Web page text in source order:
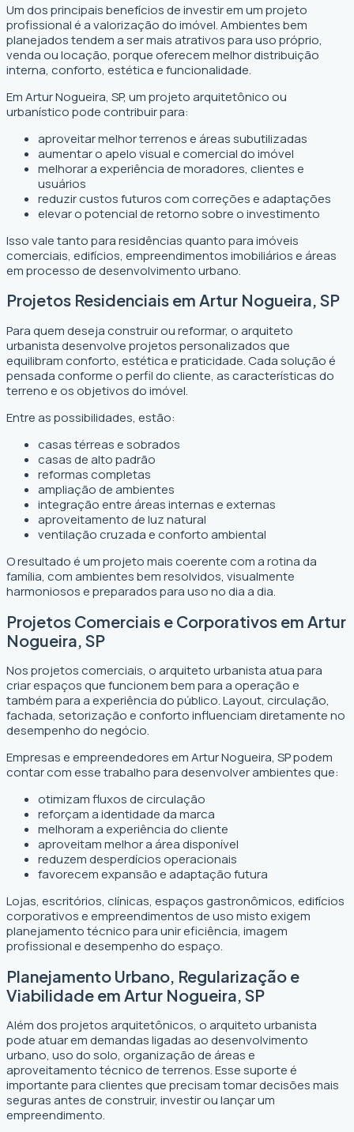
Um dos principais benefícios de investir em um projeto
profissional é a valorização do imóvel. Ambientes bem
planejados tendem a ser mais atrativos para uso próprio,
venda ou locação, porque oferecem melhor distribuição
interna, conforto, estética e funcionalidade.
Em Artur Nogueira, SP, um projeto arquitetônico ou
urbanístico pode contribuir para:
aproveitar melhor terrenos e áreas subutilizadas
aumentar o apelo visual e comercial do imóvel
melhorar a experiência de moradores, clientes e
usuários
reduzir custos futuros com correções e adaptações
elevar o potencial de retorno sobre o investimento
Isso vale tanto para residências quanto para imóveis
comerciais, edifícios, empreendimentos imobiliários e áreas
em processo de desenvolvimento urbano.
Projetos Residenciais em Artur Nogueira, SP
Para quem deseja construir ou reformar, o arquiteto
urbanista desenvolve projetos personalizados que
equilibram conforto, estética e praticidade. Cada solução é
pensada conforme o perfil do cliente, as características do
terreno e os objetivos do imóvel.
Entre as possibilidades, estão:
casas térreas e sobrados
casas de alto padrão
reformas completas
ampliação de ambientes
integração entre áreas internas e externas
aproveitamento de luz natural
ventilação cruzada e conforto ambiental
O resultado é um projeto mais coerente com a rotina da
família, com ambientes bem resolvidos, visualmente
harmoniosos e preparados para uso no dia a dia.
Projetos Comerciais e Corporativos em Artur
Nogueira, SP
Nos projetos comerciais, o arquiteto urbanista atua para
criar espaços que funcionem bem para a operação e
também para a experiência do público. Layout, circulação,
fachada, setorização e conforto influenciam diretamente no
desempenho do negócio.
Empresas e empreendedores em Artur Nogueira, SP podem
contar com esse trabalho para desenvolver ambientes que:
otimizam fluxos de circulação
reforçam a identidade da marca
melhoram a experiência do cliente
aproveitam melhor a área disponível
reduzem desperdícios operacionais
favorecem expansão e adaptação futura
Lojas, escritórios, clínicas, espaços gastronômicos, edifícios
corporativos e empreendimentos de uso misto exigem
planejamento técnico para unir eficiência, imagem
profissional e desempenho do espaço.
Planejamento Urbano, Regularização e
Viabilidade em Artur Nogueira, SP
Além dos projetos arquitetônicos, o arquiteto urbanista
pode atuar em demandas ligadas ao desenvolvimento
urbano, uso do solo, organização de áreas e
aproveitamento técnico de terrenos. Esse suporte é
importante para clientes que precisam tomar decisões mais
seguras antes de construir, investir ou lançar um
empreendimento.